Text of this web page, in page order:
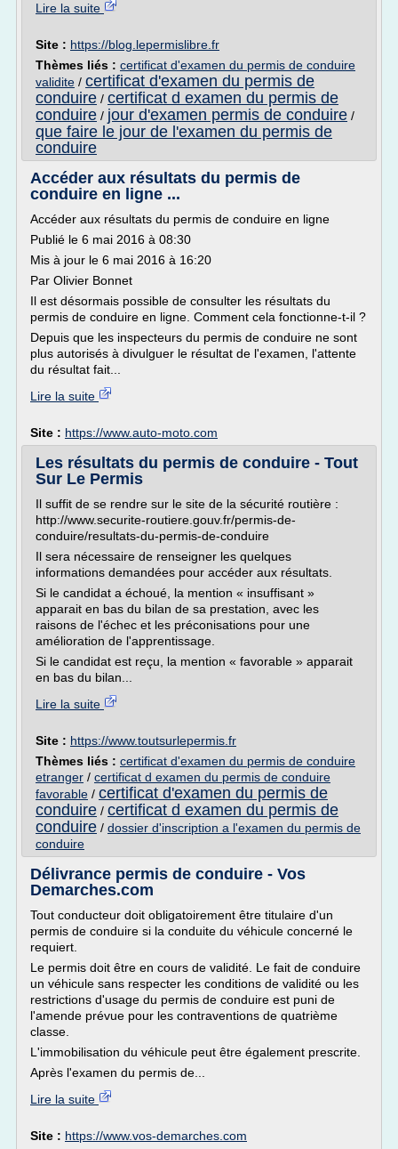
Lire la suite
Site : https://blog.lepermislibre.fr
Thèmes liés : certificat d'examen du permis de conduire
validite / certificat d'examen du permis de
conduire / certificat d examen du permis de
conduire / jour d'examen permis de conduire /
que faire le jour de l'examen du permis de
conduire
Accéder aux résultats du permis de
conduire en ligne ...
Accéder aux résultats du permis de conduire en ligne
Publié le 6 mai 2016 à 08:30
Mis à jour le 6 mai 2016 à 16:20
Par Olivier Bonnet
Il est désormais possible de consulter les résultats du
permis de conduire en ligne. Comment cela fonctionne-t-il ?
Depuis que les inspecteurs du permis de conduire ne sont
plus autorisés à divulguer le résultat de l'examen, l'attente
du résultat fait...
Lire la suite
Site : https://www.auto-moto.com
Les résultats du permis de conduire - Tout
Sur Le Permis
Il suffit de se rendre sur le site de la sécurité routière :
http://www.securite-routiere.gouv.fr/permis-de-
conduire/resultats-du-permis-de-conduire
Il sera nécessaire de renseigner les quelques
informations demandées pour accéder aux résultats.
Si le candidat a échoué, la mention « insuffisant »
apparait en bas du bilan de sa prestation, avec les
raisons de l'échec et les préconisations pour une
amélioration de l'apprentissage.
Si le candidat est reçu, la mention « favorable » apparait
en bas du bilan...
Lire la suite
Site : https://www.toutsurlepermis.fr
Thèmes liés : certificat d'examen du permis de conduire
etranger / certificat d examen du permis de conduire
favorable / certificat d'examen du permis de
conduire / certificat d examen du permis de
conduire / dossier d'inscription a l'examen du permis de
conduire
Délivrance permis de conduire - Vos
Demarches.com
Tout conducteur doit obligatoirement être titulaire d'un
permis de conduire si la conduite du véhicule concerné le
requiert.
Le permis doit être en cours de validité. Le fait de conduire
un véhicule sans respecter les conditions de validité ou les
restrictions d'usage du permis de conduire est puni de
l'amende prévue pour les contraventions de quatrième
classe.
L'immobilisation du véhicule peut être également prescrite.
Après l'examen du permis de...
Lire la suite
Site : https://www.vos-demarches.com